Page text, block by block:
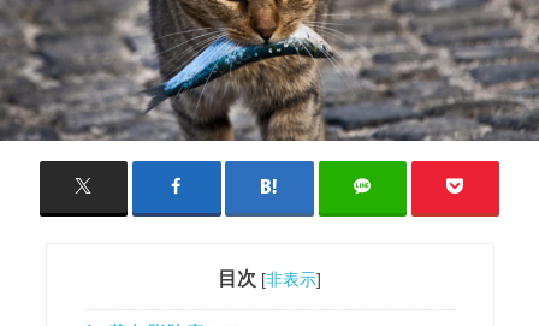
目次 [非表示]